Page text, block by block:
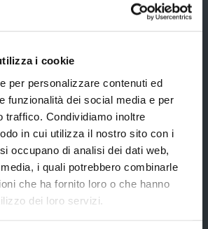
i cookie
per personalizzare contenuti ed
funzionalità dei social media e per
traffico. Condividiamo inoltre
in cui utilizza il nostro sito con i
occupano di analisi dei dati web,
i quali potrebbero combinarle
che ha fornito loro o che hanno
dei loro servizi.
e Giurisdizionale
tributario e della consulenza fiscale
del territorio